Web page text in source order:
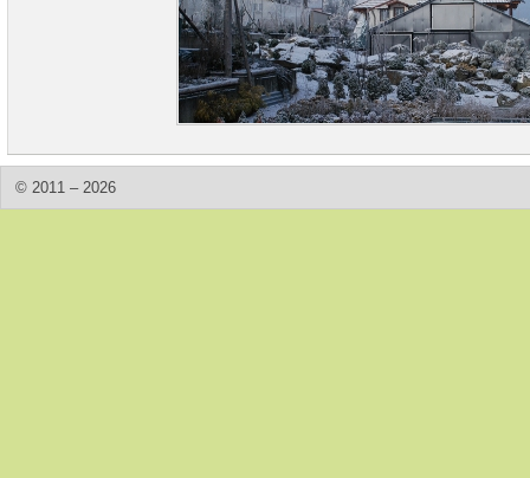
© 2011 – 2026